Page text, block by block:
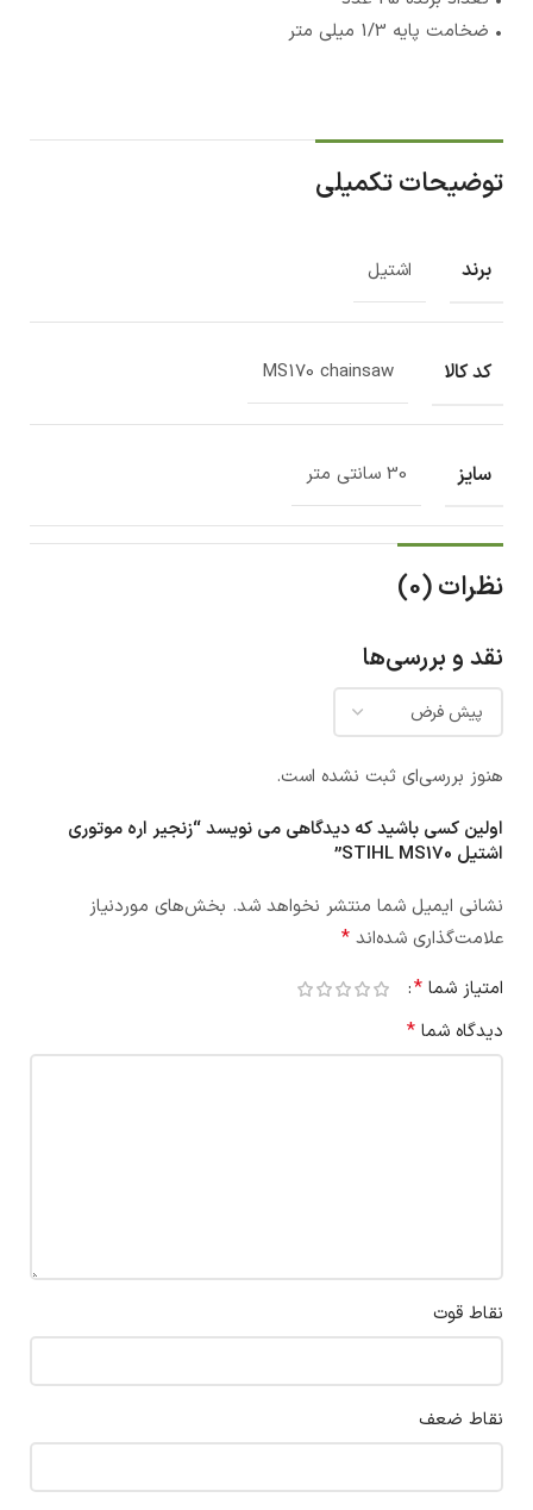
• ضخامت پایه 1/3 میلی متر
توضیحات تکمیلی
برند اشتیل
کد کالا MS170 chainsaw
سایز 30 سانتی متر
نظرات (0)
نقد و بررسی‌ها
هنوز بررسی‌ای ثبت نشده است.
اولین کسی باشید که دیدگاهی می نویسد “زنجیر اره موتوری
اشتیل STIHL MS170”
نشانی ایمیل شما منتشر نخواهد شد. بخش‌های موردنیاز
علامت‌گذاری شده‌اند *
امتیاز شما *
دیدگاه شما *
نقاط قوت
نقاط ضعف